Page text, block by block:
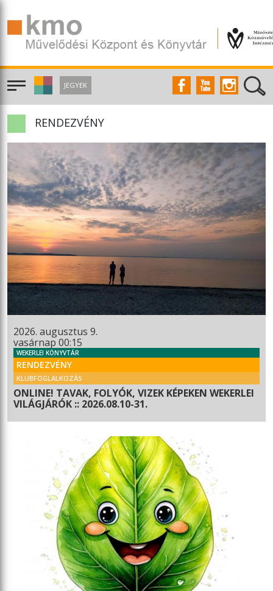
JEGYEK
RENDEZVÉNY
2026. augusztus 9.
vasárnap 00:15
WEKERLEI KÖNYVTÁR
RENDEZVÉNY
KLUBFOGLALKOZÁS
ONLINE! TAVAK, FOLYÓK, VIZEK KÉPEKEN WEKERLEI
VILÁGJÁRÓK :: 2026.08.10-31.